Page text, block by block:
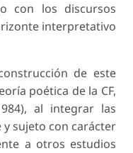
con los discursos
interpretativo
de este
poética de la CF,
al integrar las
y sujeto con carácter
a otros estudios